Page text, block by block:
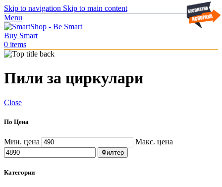
Skip to navigation Skip to main content
Menu
0 items
Пили за циркулари
Close
По Цена
Мин. цена Макс. цена
Филтер
Категории